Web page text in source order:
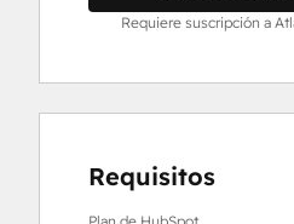
Requiere suscripción a
Requisitos